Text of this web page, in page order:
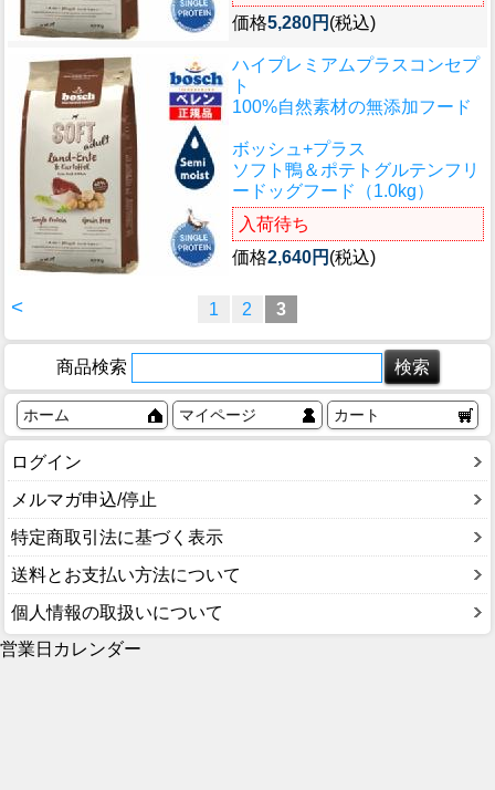
価格5,280円 (税込)
ハイプレミアムプラスコンセプ
ト
100%自然素材の無添加フード
ボッシュ+プラス
ソフト鴨＆ポテトグルテンフリ
ードッグフード（1.0kg）
入荷待ち
価格2,640円 (税込)
< 1 2 3
商品検索
ホーム マイページ カート
ログイン
メルマガ申込/停止
特定商取引法に基づく表示
送料とお支払い方法について
個人情報の取扱いについて
営業日カレンダー